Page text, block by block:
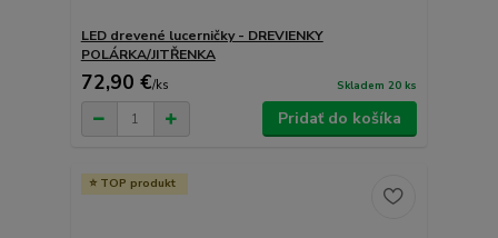
LED drevené lucerničky - DREVIENKY
POLÁRKA/JITŘENKA
72,90 €/ks Skladem 20 ks
Pridať do košíka
TOP produkt